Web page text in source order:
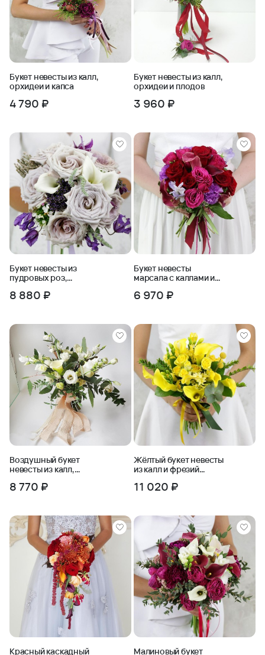
Букет невесты из калл,
орхидеи и капса
4 790 ₽
Букет невесты из калл,
орхидеи и плодов
3 960 ₽
Букет невесты из
пудровых роз,
клематиса
8 880 ₽
Букет невесты
марсала с каллами и
6 970 ₽
Воздушный букет
невесты из калл,
Жемчужина
8 770 ₽
Жёлтый букет невесты
из калл и фрезий
11 020 ₽
Красный каскадный Малиновый букет